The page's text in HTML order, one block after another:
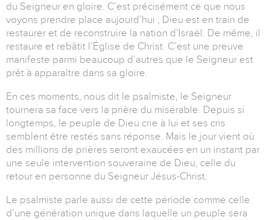
du Seigneur en gloire. C’est précisément ce que nous
voyons prendre place aujourd’hui ; Dieu est en train de
restaurer et de reconstruire la nation d’Israël. De même, il
restaure et rebâtit l’Église de Christ. C’est une preuve
manifeste parmi beaucoup d’autres que le Seigneur est
prêt à apparaître dans sa gloire.
En ces moments, nous dit le psalmiste, le Seigneur
tournera sa face vers la prière du misérable. Depuis si
longtemps, le peuple de Dieu crie à lui et ses cris
semblent être restés sans réponse. Mais le jour vient où
des millions de prières seront exaucées en un instant par
une seule intervention souveraine de Dieu, celle du
retour en personne du Seigneur Jésus-Christ.
Le psalmiste parle aussi de cette période comme celle
d’une génération unique dans laquelle un peuple sera